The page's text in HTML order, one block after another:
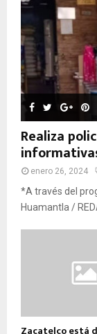
Realiza
enero 26, 2024
*A través del
Huamantla /